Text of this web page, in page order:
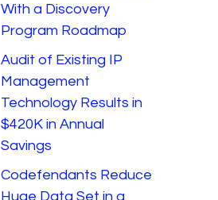
With a Discovery
Program Roadmap
Audit of Existing IP
Management
Technology Results in
$420K in Annual
Savings
Codefendants Reduce
Huge Data Set in a